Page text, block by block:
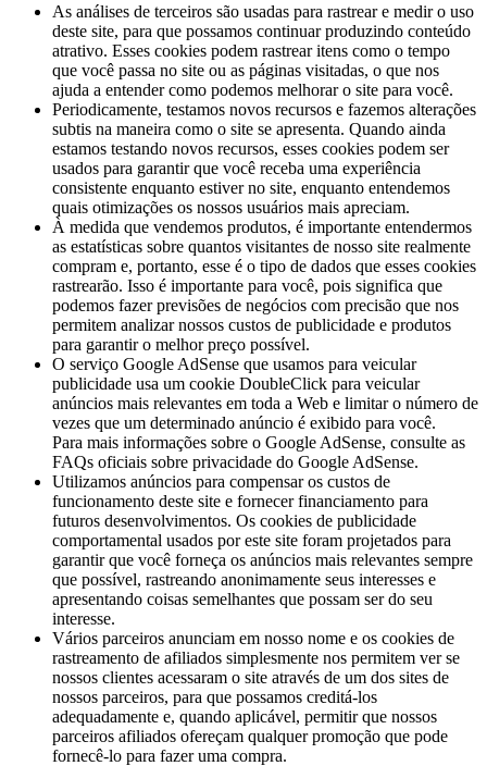
As análises de terceiros são usadas para rastrear e medir o uso
deste site, para que possamos continuar produzindo conteúdo
atrativo. Esses cookies podem rastrear itens como o tempo
que você passa no site ou as páginas visitadas, o que nos
ajuda a entender como podemos melhorar o site para você.
Periodicamente, testamos novos recursos e fazemos alterações
subtis na maneira como o site se apresenta. Quando ainda
estamos testando novos recursos, esses cookies podem ser
usados ​​para garantir que você receba uma experiência
consistente enquanto estiver no site, enquanto entendemos
quais otimizações os nossos usuários mais apreciam.
À medida que vendemos produtos, é importante entendermos
as estatísticas sobre quantos visitantes de nosso site realmente
compram e, portanto, esse é o tipo de dados que esses cookies
rastrearão. Isso é importante para você, pois significa que
podemos fazer previsões de negócios com precisão que nos
permitem analizar nossos custos de publicidade e produtos
para garantir o melhor preço possível.
O serviço Google AdSense que usamos para veicular
publicidade usa um cookie DoubleClick para veicular
anúncios mais relevantes em toda a Web e limitar o número de
vezes que um determinado anúncio é exibido para você.
Para mais informações sobre o Google AdSense, consulte as
FAQs oficiais sobre privacidade do Google AdSense.
Utilizamos anúncios para compensar os custos de
funcionamento deste site e fornecer financiamento para
futuros desenvolvimentos. Os cookies de publicidade
comportamental usados ​​por este site foram projetados para
garantir que você forneça os anúncios mais relevantes sempre
que possível, rastreando anonimamente seus interesses e
apresentando coisas semelhantes que possam ser do seu
interesse.
Vários parceiros anunciam em nosso nome e os cookies de
rastreamento de afiliados simplesmente nos permitem ver se
nossos clientes acessaram o site através de um dos sites de
nossos parceiros, para que possamos creditá-los
adequadamente e, quando aplicável, permitir que nossos
parceiros afiliados ofereçam qualquer promoção que pode
fornecê-lo para fazer uma compra.